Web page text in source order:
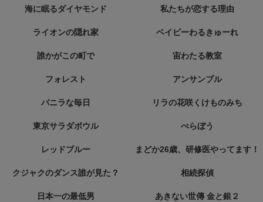
海に眠るダイヤモンド 私たちが恋する理由
ライオンの隠れ家 ベイビーわるきゅーれ
誰かがこの町で 宙わたる教室
フォレスト アンサンブル
バニラな毎日 リラの花咲くけものみち
東京サラダボウル べらぼう
レッドブルー まどか26歳、研修医やってます！
クジャクのダンス誰が見た？ 相続探偵
日本一の最低男 あきない世傳 金と銀２